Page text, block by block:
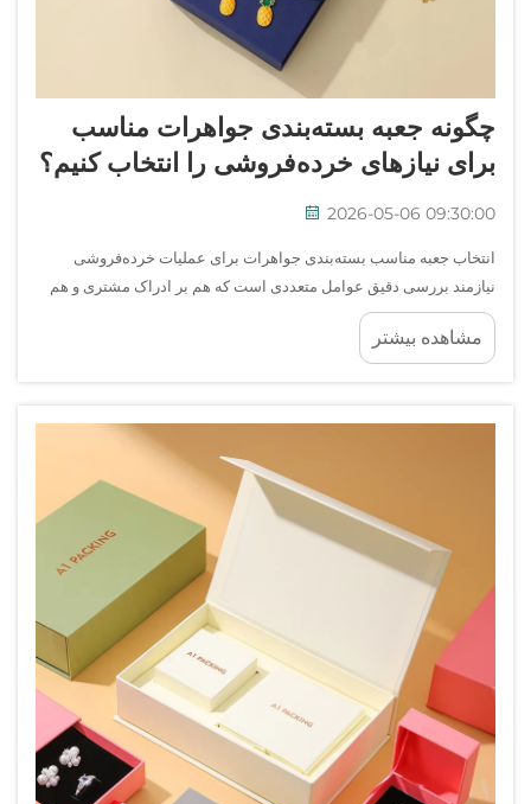
چگونه جعبه بسته‌بندی جواهرات مناسب
برای نیازهای خرده‌فروشی را انتخاب کنیم؟
2026-05-06 09:30:00
انتخاب جعبه مناسب بسته‌بندی جواهرات برای عملیات خرده‌فروشی
نیازمند بررسی دقیق عوامل متعددی است که هم بر ادراک مشتری و هم
بر کارایی کسب‌وکار تأثیر می‌گذارند. راه‌حل مناسب بسته‌بندی نه‌تنها
به‌عنوان محافظت‌کننده‌ای عمل می‌کند بلکه...
مشاهده بیشتر